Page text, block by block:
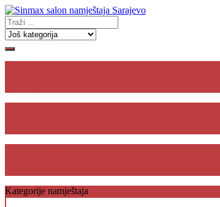
Kategorije namještaja